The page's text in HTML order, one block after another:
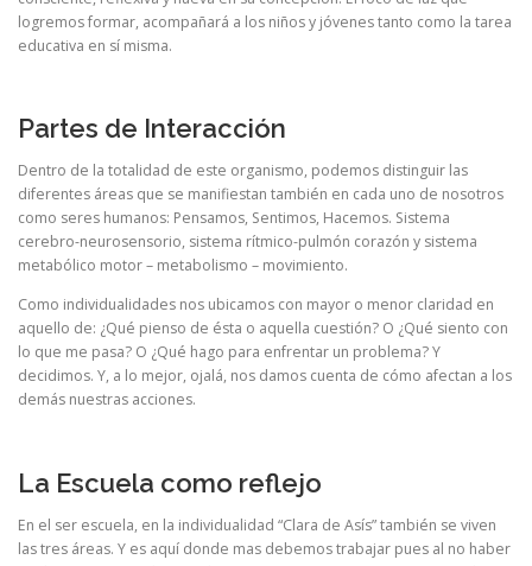
logremos formar, acompañará a los niños y jóvenes tanto como la tarea
educativa en sí misma.
Partes de Interacción
Dentro de la totalidad de este organismo, podemos distinguir las
diferentes áreas que se manifiestan también en cada uno de nosotros
como seres humanos: Pensamos, Sentimos, Hacemos. Sistema
cerebro-neurosensorio, sistema rítmico-pulmón corazón y sistema
metabólico motor – metabolismo – movimiento.
Como individualidades nos ubicamos con mayor o menor claridad en
aquello de: ¿Qué pienso de ésta o aquella cuestión? O ¿Qué siento con
lo que me pasa? O ¿Qué hago para enfrentar un problema? Y
decidimos. Y, a lo mejor, ojalá, nos damos cuenta de cómo afectan a los
demás nuestras acciones.
La Escuela como reflejo
En el ser escuela, en la individualidad “Clara de Asís” también se viven
las tres áreas. Y es aquí donde mas debemos trabajar pues al no haber